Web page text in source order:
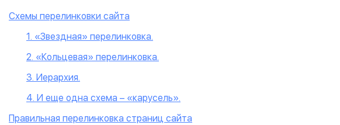
Схемы перелинковки сайта
1. «Звездная» перелинковка.
2. «Кольцевая» перелинковка.
3. Иерархия.
4. И еще одна схема – «карусель».
Правильная перелинковка страниц сайта